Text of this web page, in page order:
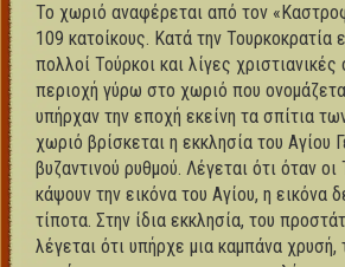
Το χωριό αναφέρεται από τον
109 κατοίκους. Κατά την Τουρκοκρατία
πολλοί Τούρκοι και λίγες χριστιανικές
περιοχή γύρω στο χωριό που
υπήρχαν την εποχή εκείνη τα σπίτια
χωριό βρίσκεται η εκκλησία του Αγίου
βυζαντινού ρυθμού. Λέγεται ότι όταν
κάψουν την εικόνα του Αγίου, η εικόνα
τίποτα. Στην ίδια εκκλησία, του
λέγεται ότι υπήρχε μια καμπάνα